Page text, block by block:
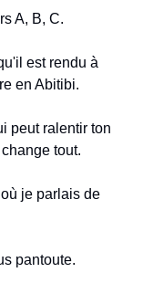
A, B, C.
est rendu à
en Abitibi.
peut ralentir ton
tout.
où je parlais de
pantoute.